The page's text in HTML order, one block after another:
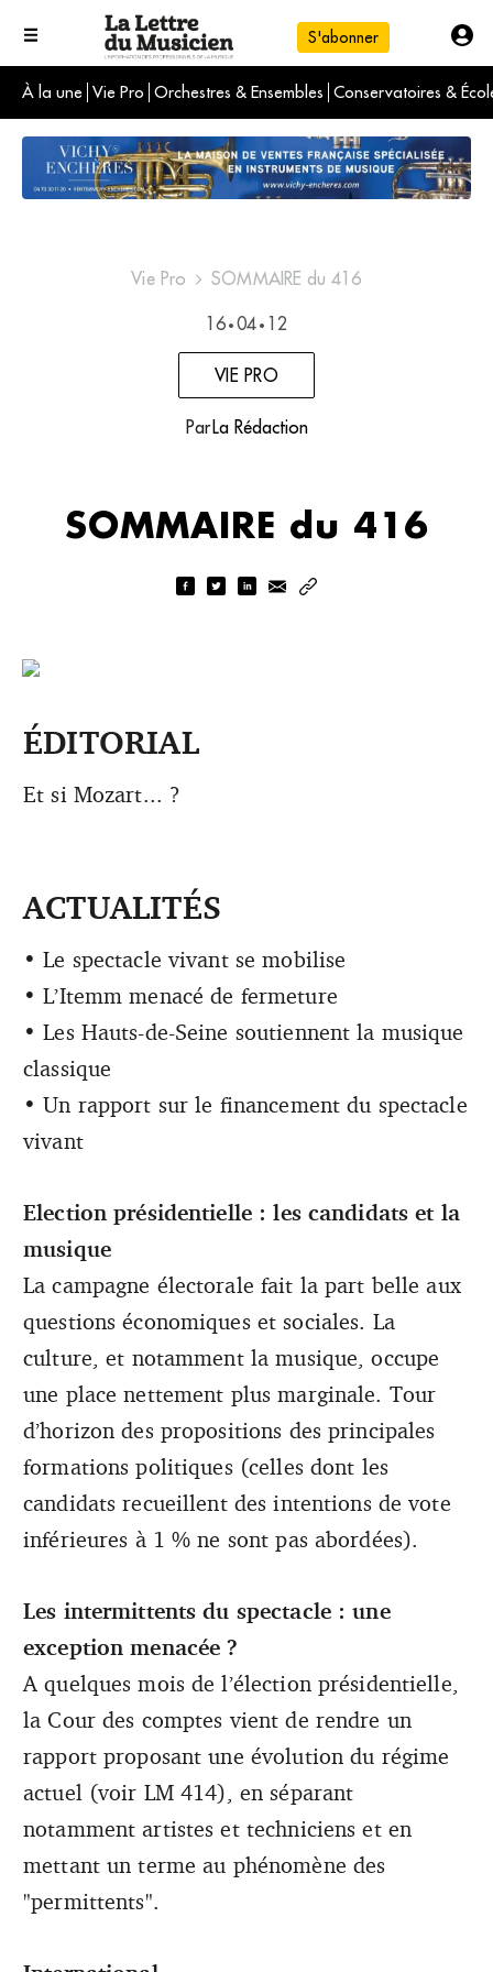
S'abonner
À la une Vie Pro Orchestres & Ensembles Conservatoires &
L'info du jour
Le numéro du mois
International
Vie Pro SOMMAIRE du 416
16 • 04 • 12
VIE PRO
ParLa Rédaction
SOMMAIRE du 416
ÉDITORIAL
Et si Mozart... ?
ACTUALITÉS
• Le spectacle vivant se mobilise
• L’Itemm menacé de fermeture
• Les Hauts-de-Seine soutiennent la musique
classique
• Un rapport sur le financement du spectacle
vivant
Election présidentielle : les candidats et la
musique
La campagne électorale fait la part belle aux
questions économiques et sociales. La
culture, et notamment la musique, occupe
une place nettement plus marginale. Tour
d’horizon des propositions des principales
formations politiques (celles dont les
candidats recueillent des intentions de vote
inférieures à 1 % ne sont pas abordées).
Les intermittents du spectacle : une
exception menacée ?
A quelques mois de l’élection présidentielle,
la Cour des comptes vient de rendre un
rapport proposant une évolution du régime
actuel (voir LM 414), en séparant
notamment artistes et techniciens et en
mettant un terme au phénomène des
"permittents".